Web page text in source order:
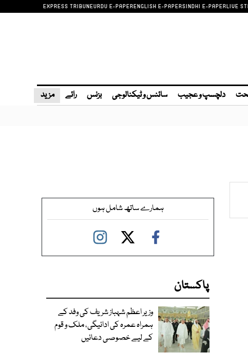
EXPRESS TRIBUNEURDU E-PAPERENGLISH E-PAPERSINDHI E-PAPERLIVE
دلچسپ و عجیب سائنس و ٹیکنالوجی بزنس رائے مزید
ہمارے ساتھ شامل ہوں
پاکستان
وزیر اعظم شہباز شریف کی وفد کے
ہمراہ عمرہ کی ادائیگی، ملک و قوم
کے لیے خصوصی دعائیں